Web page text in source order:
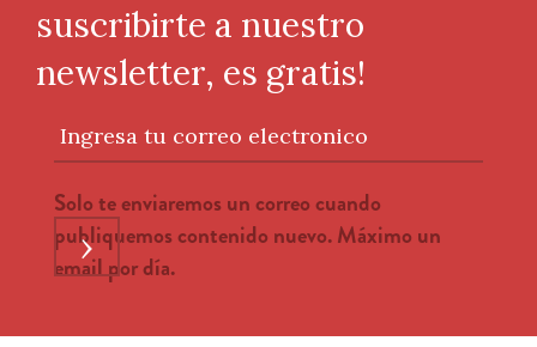
suscribirte a nuestro
newsletter, es gratis!
Ingresa tu correo electronico
Solo te enviaremos un correo cuando
publiquemos contenido nuevo. Máximo un
email por día.
›